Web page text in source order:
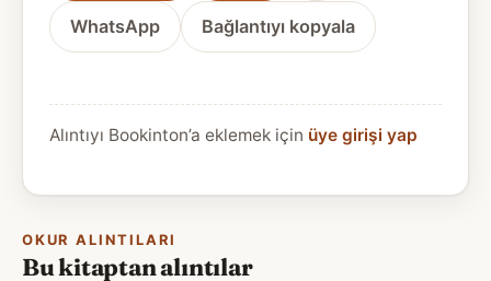
WhatsApp Bağlantıyı kopyala
Alıntıyı Bookinton’a eklemek için üye girişi yap
OKUR ALINTILARI
Bu kitaptan alıntılar